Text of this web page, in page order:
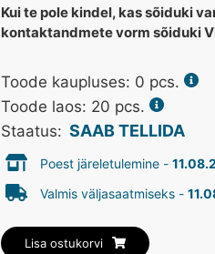
Kui te pole kindel, kas sõiduki
kontaktandmete vorm sõiduki
Toode kaupluses: 0 pcs.
Toode laos: 20 pcs.
Staatus: SAAB TELLIDA
Poest järeletulemine -
Valmis väljasaatmiseks -
Lisa ostukorvi